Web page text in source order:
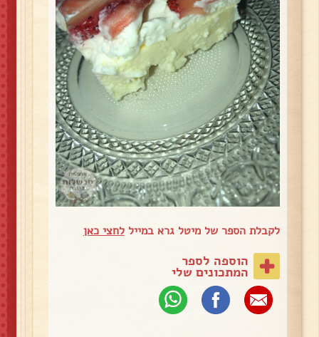
לקבלת הספר של מיטל גרא במייללחצי כאן
הוספה לספר
המתכונים שלי